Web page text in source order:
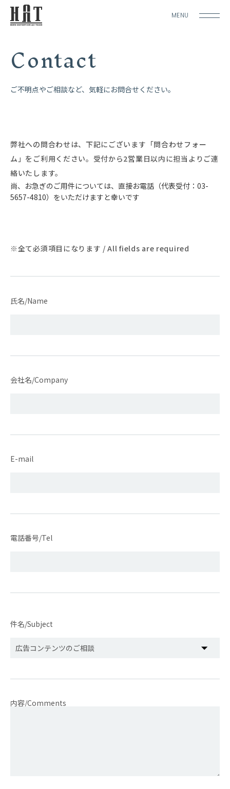
MENU
Contact
ご不明点やご相談など、気軽にお問合せください。
弊社への問合わせは、下記にございます「問合わせフォー
ム」をご利用ください。受付から2営業日以内に担当よりご連
絡いたします。
尚、お急ぎのご用件については、直接お電話（代表受付：03-
5657-4810）をいただけますと幸いです
※全て必須項目になります / All fields are required
氏名/Name
会社名/Company
E-mail
電話番号/Tel
件名/Subject
内容/Comments